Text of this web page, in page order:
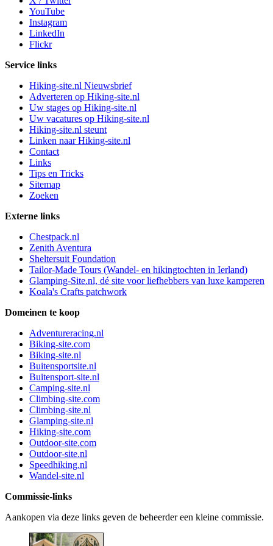
YouTube
Instagram
LinkedIn
Flickr
Service links
Hiking-site.nl Nieuwsbrief
Adverteren op Hiking-site.nl
Uw stages op Hiking-site.nl
Uw vacatures op Hiking-site.nl
Hiking-site.nl steunt
Linken naar Hiking-site.nl
Contact
Links
Tips en Tricks
Sitemap
Zoeken
Externe links
Chestpack.nl
Zenith Aventura
Sheltersuit Foundation
Tailor-Made Tours (Wandel- en hikingtochten in Ierland)
Glamping-Site.nl, dé site voor liefhebbers van luxe kamperen
Koala's Crafts patchwork
Domeinen te koop
Adventureracing.nl
Biking-site.com
Biking-site.nl
Buitensportsite.nl
Buitensport-site.nl
Camping-site.nl
Climbing-site.com
Climbing-site.nl
Glamping-site.nl
Hiking-site.com
Outdoor-site.com
Outdoor-site.nl
Speedhiking.nl
Wandel-site.nl
Commissie-links
Aankopen via deze links geven de beheerder een kleine commissie.